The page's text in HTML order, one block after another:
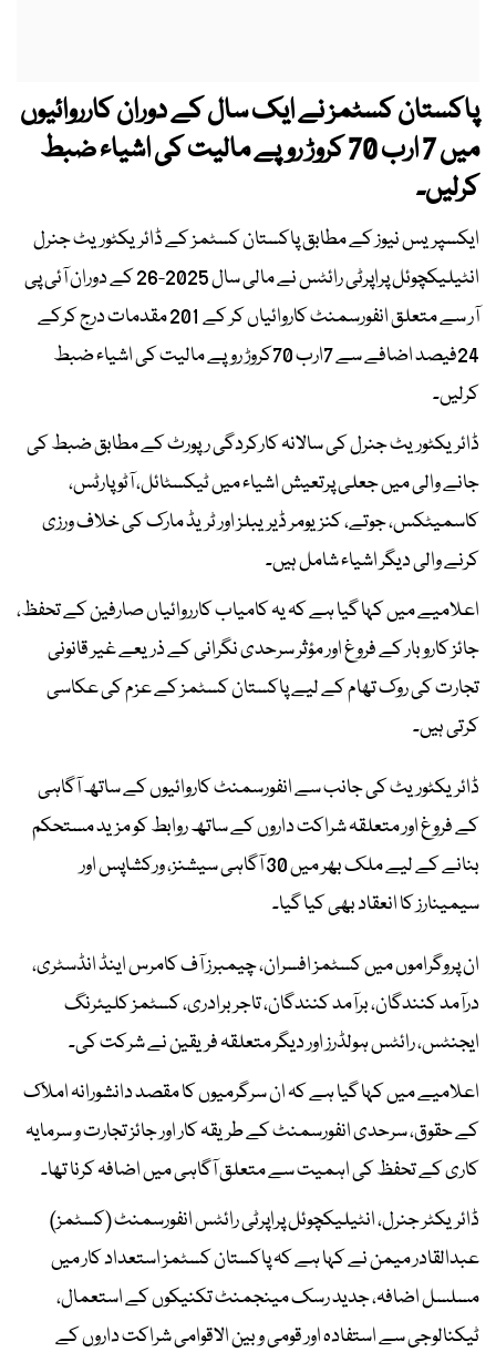
پاکستان کسٹمز نے ایک سال کے دوران کارروائیوں
میں 7 ارب 70 کروڑ روپے مالیت کی اشیاء ضبط
کرلیں۔
ایکسپریس نیوز کے مطابق پاکستان کسٹمز کے ڈائریکٹوریٹ جنرل
انٹیلیکچوئل پراپرٹی رائٹس نے مالی سال 2025-26 کے دوران آئی پی
آر سے متعلق انفورسمنٹ کاروائیاں کر کے 201 مقدمات درج کرکے
24فیصد اضافے سے 7ارب 70کروڑ روپے مالیت کی اشیاء ضبط
کرلیں۔
ڈائریکٹوریٹ جنرل کی سالانہ کارکردگی رپورٹ کے مطابق ضبط کی
جانے والی میں جعلی پرتعیش اشیاء میں ٹیکسٹائل، آٹو پارٹس،
کاسمیٹکس، جوتے، کنزیومر ڈیریبلز اور ٹریڈ مارک کی خلاف ورزی
کرنے والی دیگر اشیاء شامل ہیں۔
اعلامیے میں کہا گیا ہے کہ یہ کامیاب کارروائیاں صارفین کے تحفظ،
جائز کاروبار کے فروغ اور مؤثر سرحدی نگرانی کے ذریعے غیر قانونی
تجارت کی روک تھام کے لیے پاکستان کسٹمز کے عزم کی عکاسی
کرتی ہیں۔
ڈائریکٹوریٹ کی جانب سے انفورسمنٹ کاروائیوں کے ساتھ آگاہی
کے فروغ اور متعلقہ شراکت داروں کے ساتھ روابط کو مزید مستحکم
بنانے کے لیے ملک بھر میں 30 آگاہی سیشنز، ورکشاپس اور
سیمینارز کا انعقاد بھی کیا گیا۔
ان پروگراموں میں کسٹمز افسران، چیمبرز آف کامرس اینڈ انڈسٹری،
درآمد کنندگان، برآمد کنندگان، تاجر برادری، کسٹمز کلیئرنگ
ایجنٹس، رائٹس ہولڈرز اور دیگر متعلقہ فریقین نے شرکت کی۔
اعلامیے میں کہا گیا ہے کہ ان سرگرمیوں کا مقصد دانشورانہ املاک
کے حقوق، سرحدی انفورسمنٹ کے طریقہ کار اور جائز تجارت و سرمایہ
کاری کے تحفظ کی اہمیت سے متعلق آگاہی میں اضافہ کرنا تھا۔
ڈائریکٹر جنرل، انٹیلیکچوئل پراپرٹی رائٹس انفورسمنٹ (کسٹمز)
عبدالقادر میمن نے کہا ہے کہ پاکستان کسٹمز استعداد کار میں
مسلسل اضافہ، جدید رسک مینجمنٹ تکنیکوں کے استعمال،
ٹیکنالوجی سے استفادہ اور قومی و بین الاقوامی شراکت داروں کے